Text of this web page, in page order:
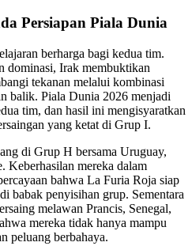
Persiapan Piala Dunia
berharga bagi kedua tim.
dominasi, Irak membuktikan
tekanan melalui kombinasi
balik. Piala Dunia 2026 menjadi
tim, dan hasil ini mengisyaratkan
yang ketat di Grup I.
di Grup H bersama Uruguay,
Keberhasilan mereka dalam
bahwa La Furia Roja siap
babak penyisihan grup. Sementara
melawan Prancis, Senegal,
mereka tidak hanya mampu
peluang berbahaya.